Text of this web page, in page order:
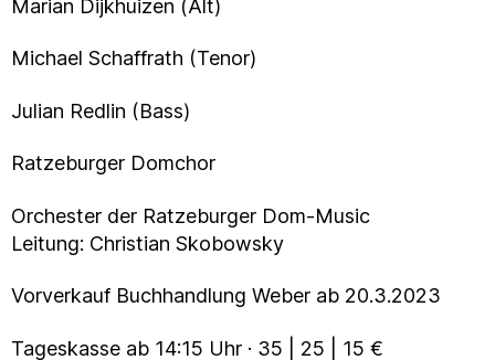
Marian Dijkhuizen (Alt)
Michael Schaffrath (Tenor)
Julian Redlin (Bass)
Ratzeburger Domchor
Orchester der Ratzeburger Dom-Music
Leitung: Christian Skobowsky
Vorverkauf Buchhandlung Weber ab 20.3.2023
Tageskasse ab 14:15 Uhr · 35 | 25 | 15 €